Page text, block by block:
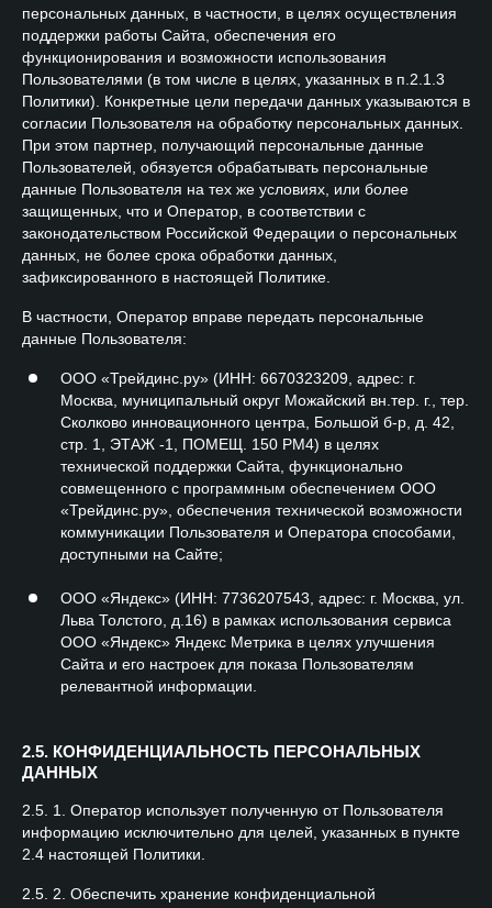
персональных данных, в частности, в целях осуществления
поддержки работы Сайта, обеспечения его
функционирования и возможности использования
Пользователями (в том числе в целях, указанных в п.2.1.3
Политики). Конкретные цели передачи данных указываются в
согласии Пользователя на обработку персональных данных.
При этом партнер, получающий персональные данные
Пользователей, обязуется обрабатывать персональные
данные Пользователя на тех же условиях, или более
защищенных, что и Оператор, в соответствии с
законодательством Российской Федерации о персональных
данных, не более срока обработки данных,
зафиксированного в настоящей Политике.
В частности, Оператор вправе передать персональные
данные Пользователя:
ООО «Трейдинс.ру» (ИНН: 6670323209, адрес: г.
Москва, муниципальный округ Можайский вн.тер. г., тер.
Сколково инновационного центра, Большой б-р, д. 42,
стр. 1, ЭТАЖ -1, ПОМЕЩ. 150 РМ4) в целях
технической поддержки Сайта, функционально
совмещенного с программным обеспечением ООО
«Трейдинс.ру», обеспечения технической возможности
коммуникации Пользователя и Оператора способами,
доступными на Сайте;
ООО «Яндекс» (ИНН: 7736207543, адрес: г. Москва, ул.
Льва Толстого, д.16) в рамках использования сервиса
ООО «Яндекс» Яндекс Метрика в целях улучшения
Сайта и его настроек для показа Пользователям
релевантной информации.
2.5. КОНФИДЕНЦИАЛЬНОСТЬ ПЕРСОНАЛЬНЫХ
ДАННЫХ
2.5. 1. Оператор использует полученную от Пользователя
информацию исключительно для целей, указанных в пункте
2.4 настоящей Политики.
2.5. 2. Обеспечить хранение конфиденциальной